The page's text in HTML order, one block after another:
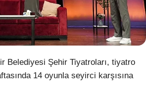
Facebook
Youtube
Belediyesi Şehir Tiyatroları, tiyatro
14 oyunla seyirci karşısına